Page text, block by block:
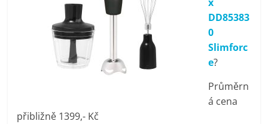
bazény
elektronika
DD85383
0
Slimforc
e?
Průměrn
á cena
přibližně 1399,- Kč